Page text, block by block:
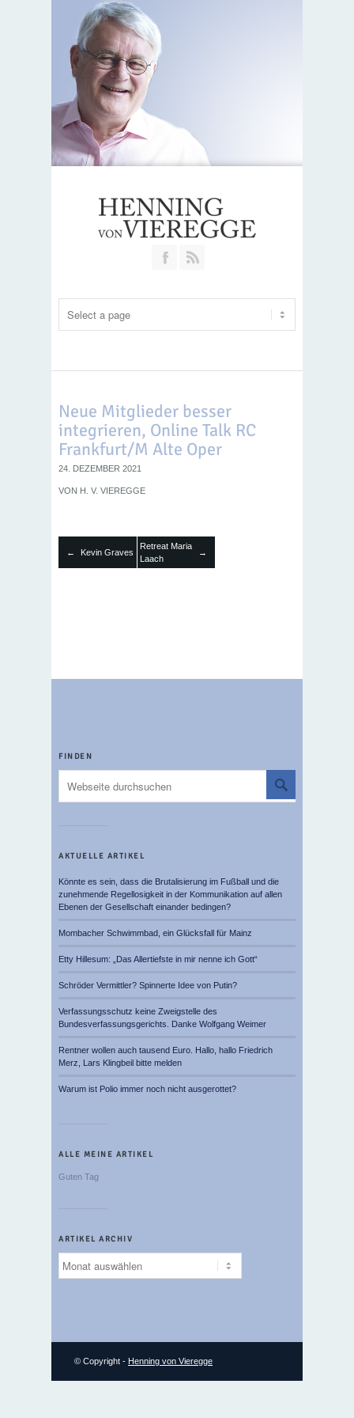
Join our Facebook Group
Neue Mitglieder besser
integrieren, Online Talk RC
Frankfurt/M Alte Oper
24. DEZEMBER 2021
VON H. V. VIEREGGE
← Kevin Graves
Retreat Maria
Laach
→
FINDEN
AKTUELLE ARTIKEL
Könnte es sein, dass die Brutalisierung im Fußball und die
zunehmende Regellosigkeit in der Kommunikation auf allen
Ebenen der Gesellschaft einander bedingen?
Mombacher Schwimmbad, ein Glücksfall für Mainz
Etty Hillesum: „Das Allertiefste in mir nenne ich Gott“
Schröder Vermittler? Spinnerte Idee von Putin?
Verfassungsschutz keine Zweigstelle des
Bundesverfassungsgerichts. Danke Wolfgang Weimer
Rentner wollen auch tausend Euro. Hallo, hallo Friedrich
Merz, Lars Klingbeil bitte melden
Warum ist Polio immer noch nicht ausgerottet?
ALLE MEINE ARTIKEL
Guten Tag
ARTIKEL ARCHIV
Artikel
Archiv
© Copyright - Henning von Vieregge